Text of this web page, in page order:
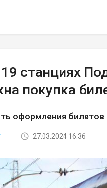
станциях
покупка
оформления билетов
27.03.2024 16:36